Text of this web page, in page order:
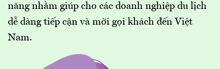
năng nhằm giúp cho các doanh nghiệp du lịch
dễ dàng tiếp cận và mời gọi khách đến Việt
Nam.